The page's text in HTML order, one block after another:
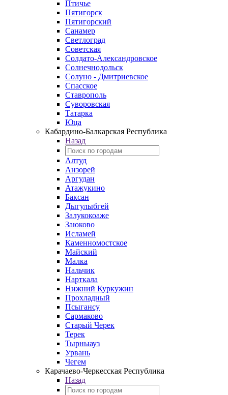
Птичье
Пятигорск
Пятигорский
Санамер
Светлоград
Советская
Солдато-Александровское
Солнечнодольск
Солуно - Дмитриевское
Спасское
Ставрополь
Суворовская
Татарка
Юца
Кабардино‑Балкарская Республика
Назад
Алтуд
Анзорей
Аргудан
Атажукино
Баксан
Дыгулыбгей
Залукокоаже
Заюково
Исламей
Каменномостское
Майский
Малка
Нальчик
Нарткала
Нижний Куркужин
Прохладный
Псыгансу
Сармаково
Старый Черек
Терек
Тырныауз
Урвань
Чегем
Карачаево-Черкесская Республика
Назад